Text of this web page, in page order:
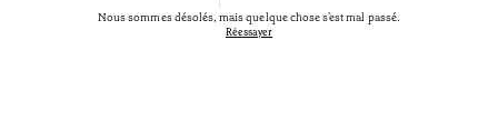
Nous sommes désolés, mais quelque chose s'est mal passé.
Réessayer